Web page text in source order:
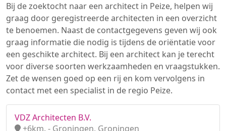
Bij de zoektocht naar een architect in Peize, helpen wij
graag door geregistreerde architecten in een overzicht
te benoemen. Naast de contactgegevens geven wij ook
graag informatie die nodig is tijdens de oriëntatie voor
een geschikte architect. Bij een architect kan je terecht
voor diverse soorten werkzaamheden en vraagstukken.
Zet de wensen goed op een rij en kom vervolgens in
contact met een specialist in de regio Peize.
VDZ Architecten B.V.
+6km. - Groningen, Groningen